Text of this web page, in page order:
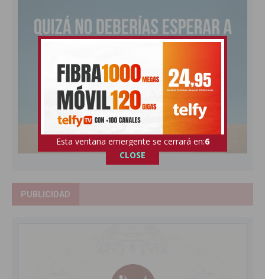
PUBLICIDAD
Esta ventana emergente se cerrará en:5
CLOSE